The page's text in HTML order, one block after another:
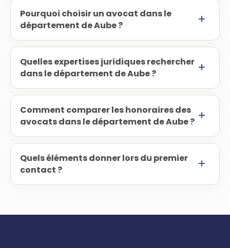
Pourquoi choisir un avocat dans le
département de Aube ?
Quelles expertises juridiques rechercher
dans le département de Aube ?
Comment comparer les honoraires des
avocats dans le département de Aube ?
Quels éléments donner lors du premier
contact ?